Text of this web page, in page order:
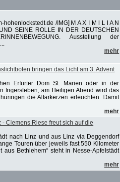
hohenlockstedt.de /IMG] M A X I M I L I A N
SEINE ROLLE IN DER DEUTSCHEN
Ausstellung der
mehr
bringen das Licht am 3. Advent
Erfurter Dom St. Marien oder in der
Ingersleben, am Heiligen Abend wird das
die Altarkerzen erleuchten. Damit
mehr
Clemens Riese freut sich auf die
nach Linz und aus Linz via Deggendorf
Touren über jeweils fast 550 Kilometer
aus Bethlehem“ steht in Nesse-Apfelstädt
mehr